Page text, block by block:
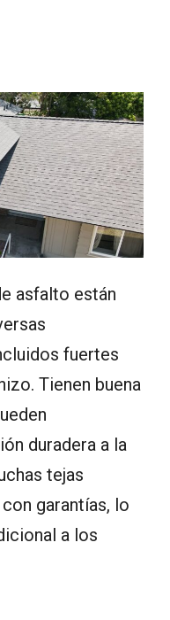
asfalto están
fuertes
Tienen buena
duradera a la
tejas
garantías, lo
a los